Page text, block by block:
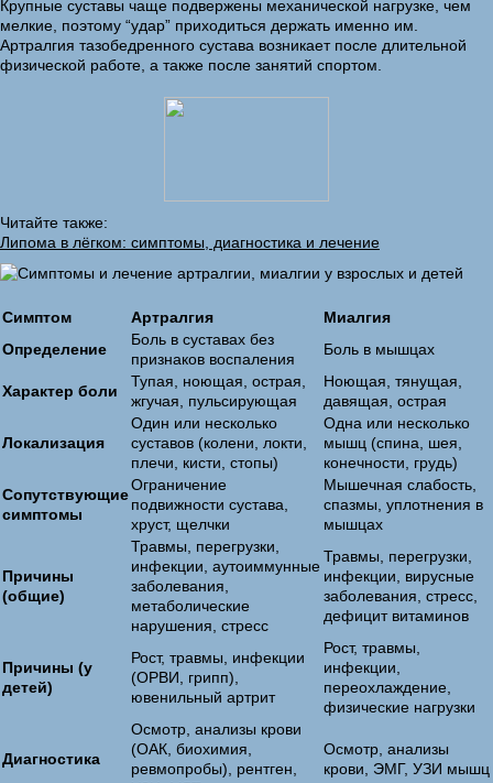
Крупные суставы чаще подвержены механической нагрузке, чем
мелкие, поэтому “удар” приходиться держать именно им.
Артралгия тазобедренного сустава возникает после длительной
физической работе, а также после занятий спортом.
Читайте также:
Липома в лёгком: симптомы, диагностика и лечение
Симптом Артралгия
Миалгия
Определение
Боль в суставах без
признаков воспаления
Боль в мышцах
Характер боли
Тупая, ноющая, острая,
жгучая, пульсирующая
Ноющая, тянущая,
давящая, острая
Локализация
Один или несколько
суставов (колени, локти,
плечи, кисти, стопы)
Одна или несколько
мышц (спина, шея,
конечности, грудь)
Сопутствующие
симптомы
Ограничение
подвижности сустава,
хруст, щелчки
Мышечная слабость,
спазмы, уплотнения в
мышцах
Причины
(общие)
Травмы, перегрузки,
инфекции, аутоиммунные
заболевания,
метаболические
нарушения, стресс
Травмы, перегрузки,
инфекции, вирусные
заболевания, стресс,
дефицит витаминов
Причины (у
детей)
Рост, травмы, инфекции
(ОРВИ, грипп),
ювенильный артрит
Рост, травмы,
инфекции,
переохлаждение,
физические нагрузки
Диагностика
Осмотр, анализы крови
(ОАК, биохимия,
ревмопробы), рентген,
Осмотр, анализы
крови, ЭМГ, УЗИ мышц